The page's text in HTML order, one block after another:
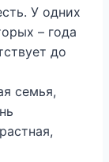
У одних
– года
до
семья,